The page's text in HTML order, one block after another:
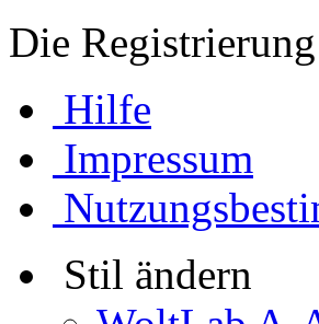
Die
Hilfe
Impressum
Stil ändern